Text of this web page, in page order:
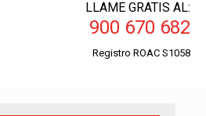
LLAME GRATIS AL:
900 670 682
Registro ROAC S1058